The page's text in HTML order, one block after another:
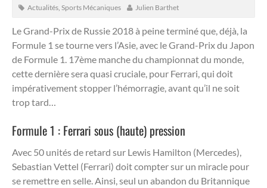
Actualités Sports Mécaniques Julien Barthet
Le Grand-Prix de Russie 2018 à peine terminé que, déjà, la
Formule 1 se tourne vers l’Asie, avec le Grand-Prix du Japon
de Formule 1. 17ème manche du championnat du monde,
cette dernière sera quasi cruciale, pour Ferrari, qui doit
impérativement stopper l’hémorragie, avant qu’il ne soit
trop tard…
Formule 1 : Ferrari sous (haute) pression
Avec 50 unités de retard sur Lewis Hamilton (Mercedes),
Sebastian Vettel (Ferrari) doit compter sur un miracle pour
se remettre en selle. Ainsi, seul un abandon du Britannique